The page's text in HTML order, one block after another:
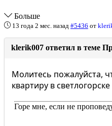
Больше
13 года 2 мес. назад #5436 от
klerik007 ответил в теме
Молитесь пожалуйста,
квартиру в
Горе мне, если не